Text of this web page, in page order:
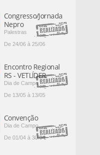
Congresso/Jornada
Nepro
Palestras
De 24/06 à 25/06
Encontro Regional
RS - VETLÍDER
Dia de Campo
De 13/05 à 13/05
Convenção
Dia de Campo
De 01/04 à 30/04